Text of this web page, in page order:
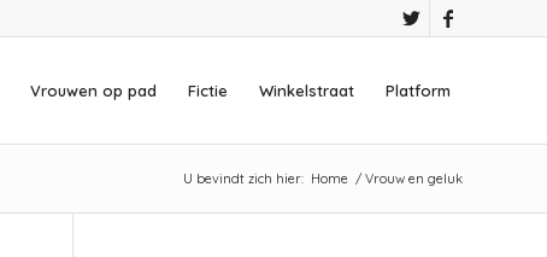
Vrouwen op pad Fictie Winkelstraat Platform
U bevindt zich hier: Home / Vrouw en geluk